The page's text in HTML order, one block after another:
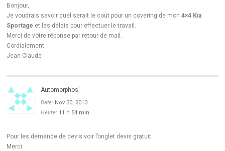
Bonjour,
Je voudrais savoir quel serait le coût pour un covering de mon4×4 Kia
Sportage et les délais pour effectuer le travail.
Merci de votre réponse par retour de mail.
Cordialement
Jean-Claude
Automorphos'
Date: Nov 30, 2013
Heure: 11 h 54 min
Pour les demande de devis voir l’onglet devis gratuit
Merci